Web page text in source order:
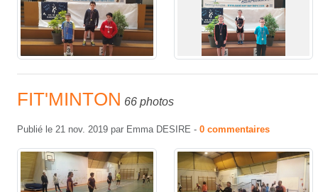
FIT'MINTON 66 photos
Publié le 21 nov. 2019 par Emma DESIRE - 0 commentaires